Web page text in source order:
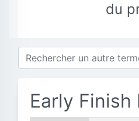
du
Early Finish